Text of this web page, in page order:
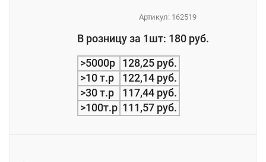
Артикул: 162519
В розницу за 1шт: 180 руб.
>5000р
128,25 руб.
>10 т.р
122,14 руб.
>30 т.р
117,44 руб.
>100т.р 111,57 руб.